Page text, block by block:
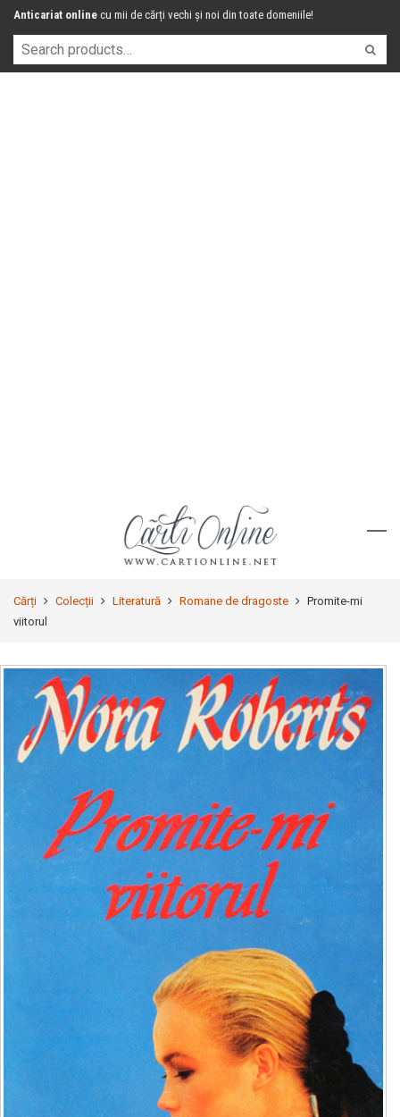
Anticariat online cu mii de cărți vechi și noi din toate domeniile!
Cărți Colecții Literatură Romane de dragoste
Promite-mi
viitorul